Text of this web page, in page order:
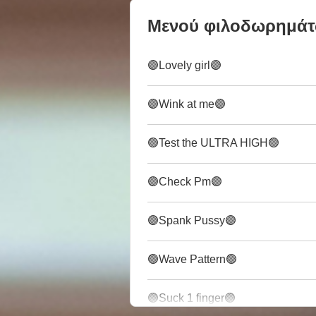
Μενού
🟣Lovely girl🟣
🟣Wink at me🟣
🟢Test the ULTRA HIGH🟢
🟣Check Pm🟣
🟣Spank Pussy🟣
🟢Wave Pattern🟢
🟣Suck 1 finger🟣